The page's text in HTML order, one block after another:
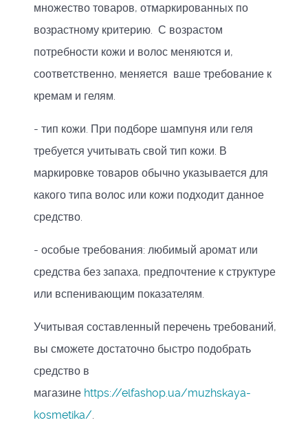
множество товаров, отмаркированных по
возрастному критерию. С возрастом
потребности кожи и волос меняются и,
соответственно, меняется ваше требование к
кремам и гелям.
- тип кожи. При подборе шампуня или геля
требуется учитывать свой тип кожи. В
маркировке товаров обычно указывается для
какого типа волос или кожи подходит данное
средство.
- особые требования: любимый аромат или
средства без запаха, предпочтение к структуре
или вспенивающим показателям.
Учитывая составленный перечень требований,
вы сможете достаточно быстро подобрать
средство в
магазине https://elfashop.ua/muzhskaya-
kosmetika/.